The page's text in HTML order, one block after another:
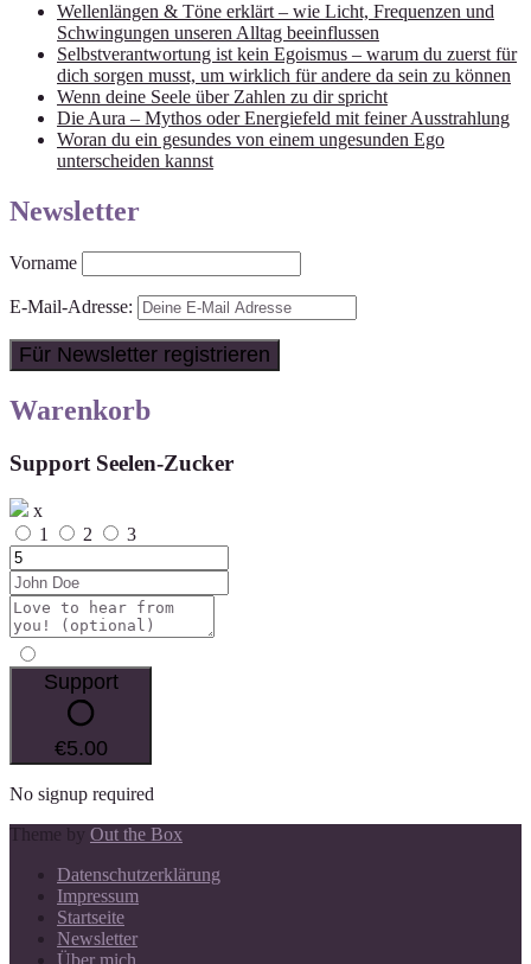
Wellenlängen & Töne erklärt – wie Licht, Frequenzen und
Schwingungen unseren Alltag beeinflussen
Selbstverantwortung ist kein Egoismus – warum du zuerst für
dich sorgen musst, um wirklich für andere da sein zu können
Wenn deine Seele über Zahlen zu dir spricht
Die Aura – Mythos oder Energiefeld mit feiner Ausstrahlung
Woran du ein gesundes von einem ungesunden Ego
unterscheiden kannst
Newsletter
Vorname
E-Mail-Adresse:
Warenkorb
Support Seelen-Zucker
x
1
2 3
Support
€5.00
No signup required
Theme by Out the Box
Datenschutzerklärung
Impressum
Startseite
Newsletter